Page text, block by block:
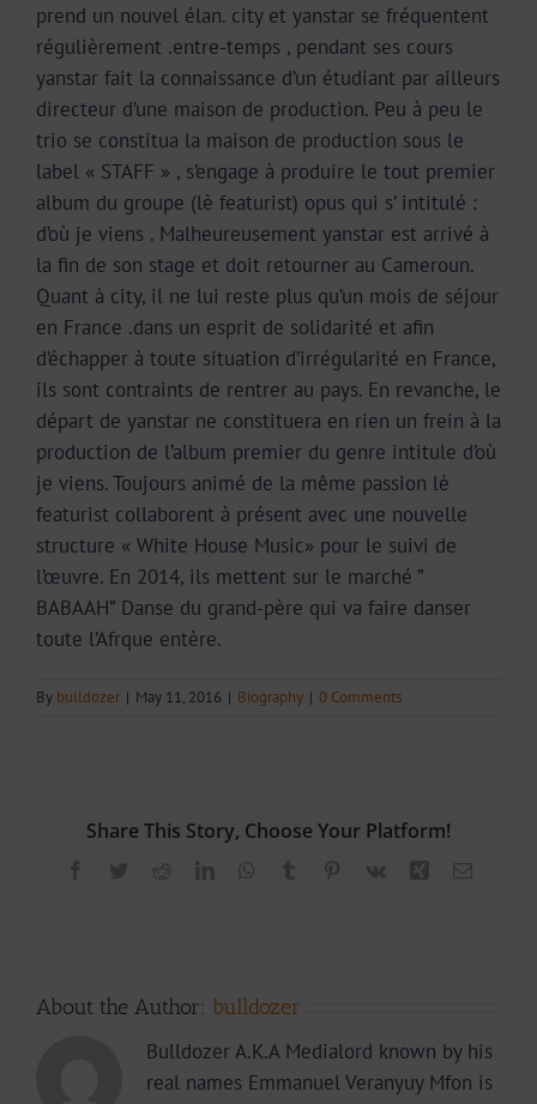
prend un nouvel élan. city et yanstar se fréquentent
régulièrement .entre-temps , pendant ses cours
yanstar fait la connaissance d’un étudiant par ailleurs
directeur d’une maison de production. Peu à peu le
trio se constitua la maison de production sous le
label « STAFF » , s’engage à produire le tout premier
album du groupe (lè featurist) opus qui s’ intitulé :
d’où je viens . Malheureusement yanstar est arrivé à
la fin de son stage et doit retourner au Cameroun.
Quant à city, il ne lui reste plus qu’un mois de séjour
en France .dans un esprit de solidarité et afin
d’échapper à toute situation d’irrégularité en France,
ils sont contraints de rentrer au pays. En revanche, le
départ de yanstar ne constituera en rien un frein à la
production de l’album premier du genre intitule d’où
je viens. Toujours animé de la même passion lè
featurist collaborent à présent avec une nouvelle
structure « White House Music» pour le suivi de
l’œuvre. En 2014, ils mettent sur le marché ”
BABAAH” Danse du grand-père qui va faire danser
toute l’Afrque entère.
By bulldozer | May 11, 2016 | Biography | 0 Comments
Share This Story, Choose Your Platform!
Facebook
TwitterRedditLinkedInWhatsApp
Tumblr Pinterest
Vk Xing Email
About the Author: bulldozer
Bulldozer A.K.A Medialord known by his
real names Emmanuel Veranyuy Mfon is